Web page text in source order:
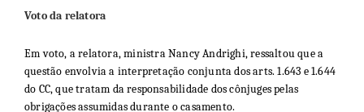
Voto da relatora
Em voto, a relatora, ministra Nancy Andrighi, ressaltou que a
questão envolvia a interpretação conjunta dos arts. 1.643 e 1.644
do CC, que tratam da responsabilidade dos cônjuges pelas
obrigações assumidas durante o casamento.